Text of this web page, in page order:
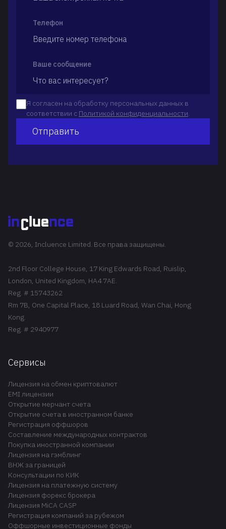
Телефон
Ваше сообщение
Я согласен на обработку персональных данных в
соответствии с Политикой конфиденциальности.
Отправить
© 2026, Incluence Limited. Все права защищены.
2nd Floor College House, 17 King Edwards Road, Ruislip,
London, United Kingdom, HA4 7AE.
Reg. # 15743262
Rm 7B, One Capital Place, 18 Luard Road, Wan Chai, Hong
Kong.
Reg. # 2940977
Сервисы
Лицензия на обмен криптовалют
EMI лицензии
Открытие мерчант счета
Открытие счета в иностранном банке
Регистрация оффшоров
Составление международных контрактов
Покупка иностранной компании
Лицензия на гэмблинг
ВНЖ за границей
Консультации по КИК
Лицензия на платежную систему
Лицензия форекс брокера
Лицензия MiCA CASP
Регистрация компаний за рубежом
Оффшорные инвестиционные фонды